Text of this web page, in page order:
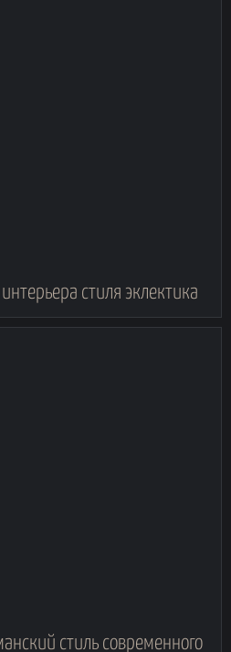
стиля эклектика
стиль современного